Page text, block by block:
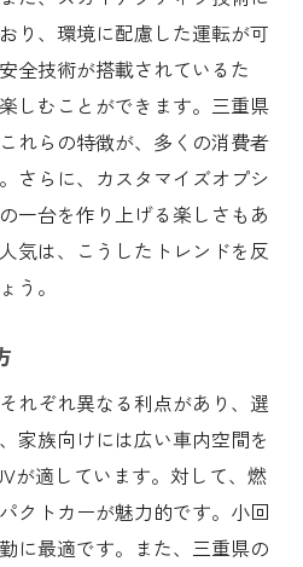
り、環境に配慮した運転が可
全技術が搭載されているた
しむことができます。三重県
れらの特徴が、多くの消費者
さらに、カスタマイズオプシ
一台を作り上げる楽しさもあ
気は、こうしたトレンドを反
う。
れぞれ異なる利点があり、選
家族向けには広い車内空間を
が適しています。対して、燃
クトカーが魅力的です。小回
に最適です。また、三重県の